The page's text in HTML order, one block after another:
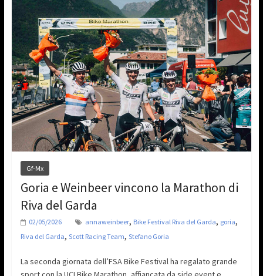
Gf-Mx
Goria e Weinbeer vincono la Marathon di
Riva del Garda
02/05/2026 annaweinbeer, Bike Festival Riva del Garda, goria,
Riva del Garda, Scott Racing Team, Stefano Goria
La seconda giornata dell’FSA Bike Festival ha regalato grande